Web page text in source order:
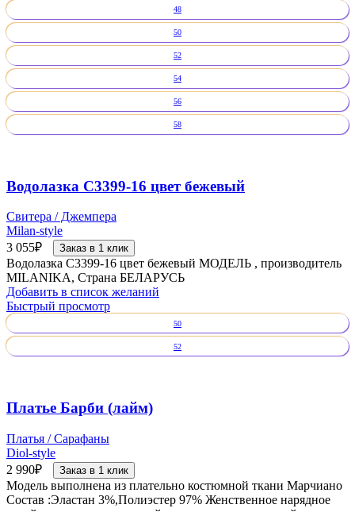
48
50
52
54
56
58
Водолазка С3399-16 цвет бежевый
Свитера / Джемпера
Milan-style
3 055₽ Заказ в 1 клик
Водолазка С3399-16 цвет бежевый МОДЕЛЬ , производитель
MILANIKA, Страна БЕЛАРУСЬ
Добавить в список желаний
Быстрый просмотр
50
52
Платье Барби (лайм)
Платья / Сарафаны
Diol-style
2 990₽ Заказ в 1 клик
Модель выполнена из плательно костюмной ткани Марчиано
Состав :Эластан 3%,Полиэстер 97% Женственное нарядное